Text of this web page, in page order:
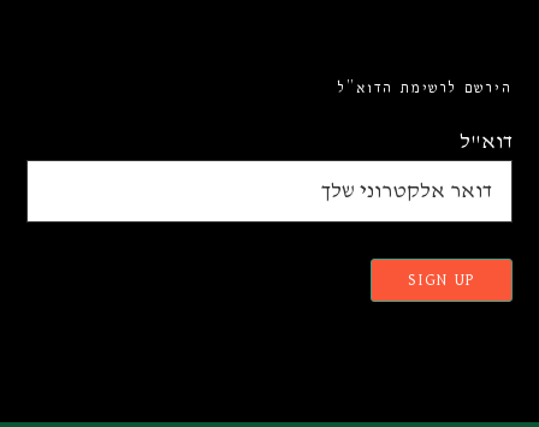
הירשם לרשימת הדוא”ל
דוא"ל